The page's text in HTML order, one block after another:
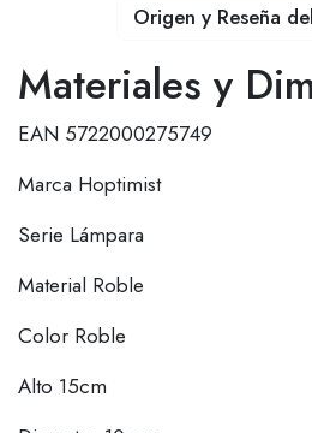
Materiales y
EAN 5722000275749
Marca Hoptimist
Serie Lámpara
Material Roble
Color Roble
Alto 15cm
Origen y Reseña